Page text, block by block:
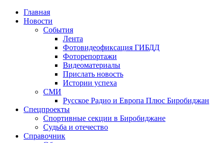
Главная
Новости
События
Лента
Фотовидеофиксация ГИБДД
Фоторепортажи
Видеоматериалы
Прислать новость
Истории успеха
СМИ
Русское Радио и Европа Плюс Биробиджан
Спецпроекты
Спортивные секции в Биробиджане
Судьба и отечество
Справочник